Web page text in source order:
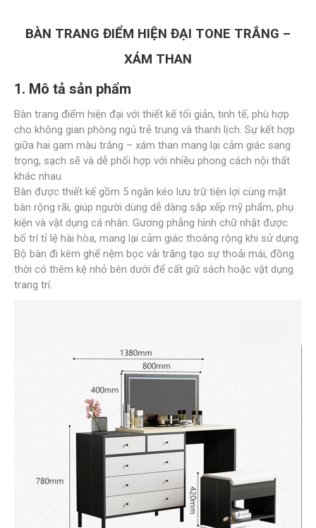
BÀN TRANG ĐIỂM HIỆN ĐẠI TONE TRẮNG –
XÁM THAN
1. Mô tả sản phẩm
Bàn trang điểm hiện đại với thiết kế tối giản, tinh tế, phù hợp
cho không gian phòng ngủ trẻ trung và thanh lịch. Sự kết hợp
giữa hai gam màu trắng – xám than mang lại cảm giác sang
trọng, sạch sẽ và dễ phối hợp với nhiều phong cách nội thất
khác nhau.
Bàn được thiết kế gồm 5 ngăn kéo lưu trữ tiện lợi cùng mặt
bàn rộng rãi, giúp người dùng dễ dàng sắp xếp mỹ phẩm, phụ
kiện và vật dụng cá nhân. Gương phẳng hình chữ nhật được
bố trí tỉ lệ hài hòa, mang lại cảm giác thoáng rộng khi sử dụng.
Bộ bàn đi kèm ghế nệm bọc vải trắng tạo sự thoải mái, đồng
thời có thêm kệ nhỏ bên dưới để cất giữ sách hoặc vật dụng
trang trí.